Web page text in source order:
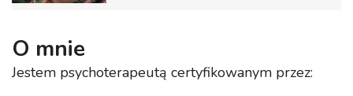
O mnie
Jestem psychoterapeutą certyfikowanym przez: